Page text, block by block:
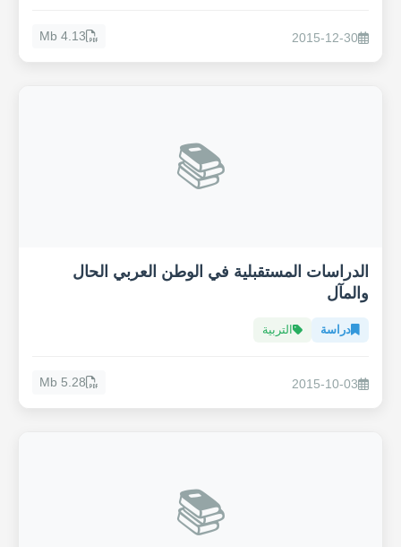
2015-12-30
4.13 Mb
📚
الدراسات المستقبلية في الوطن العربي الحال
والمآل
دراسة التربية
2015-10-03
5.28 Mb
📚